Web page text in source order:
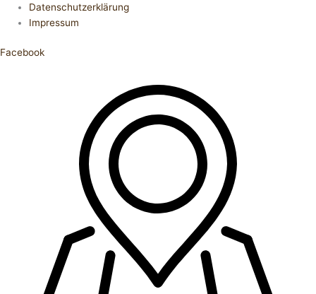
Datenschutzerklärung
Impressum
Facebook